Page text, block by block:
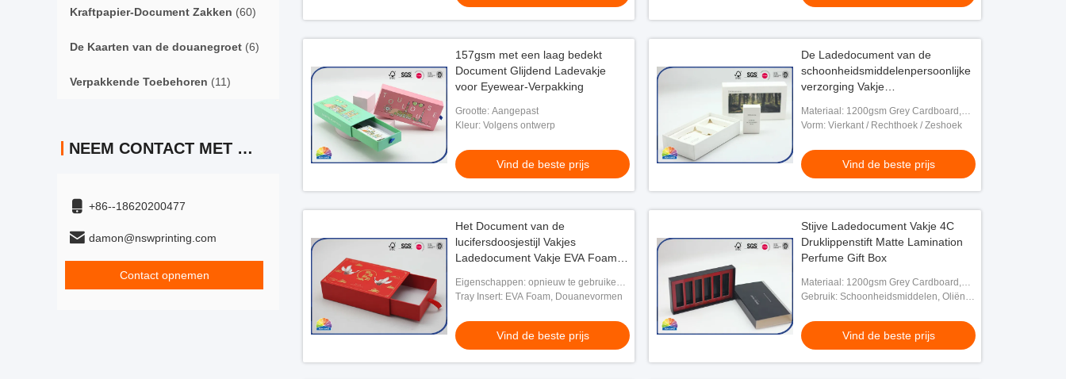
Kraftpapier-Document Zakken (60)
De Kaarten van de douanegroet (6)
Verpakkende Toebehoren (11)
NEEM CONTACT MET ONS OP
+86--18620200477
damon@nswprinting.com
Contact opnemen
157gsm met een laag bedekt
Document Glijdend Ladevakje
voor Eyewear-Verpakking
Grootte: Aangepast
Kleur: Volgens ontwerp
Vind de beste prijs
De Ladedocument van de
schoonheidsmiddelenpersoonlijke
verzorging Vakje
Luxeproduct
Materiaal: 1200gsm Grey Cardboard,
het Met een laag bedekte Document van
Vorm: Vierkant / Rechthoek / Zeshoek
Vind de beste prijs
Het Document van de
lucifersdoosjestijl Vakjes
Ladedocument Vakje EVA Foam
Eigenschappen: opnieuw te gebruiken,
milieuvriendelijk, elegant
Tray Insert: EVA Foam, Douanevormen
Vind de beste prijs
Stijve Ladedocument Vakje 4C
Druklippenstift Matte Lamination
Perfume Gift Box
Materiaal: 1200gsm Grey Cardboard,
het Met een laag bedekte Document van
Gebruik: Schoonheidsmiddelen, Oliën,
Vind de beste prijs